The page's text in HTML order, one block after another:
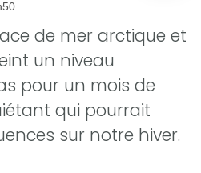
de mer arctique et
un niveau
pour un mois de
qui pourrait
sur notre hiver.